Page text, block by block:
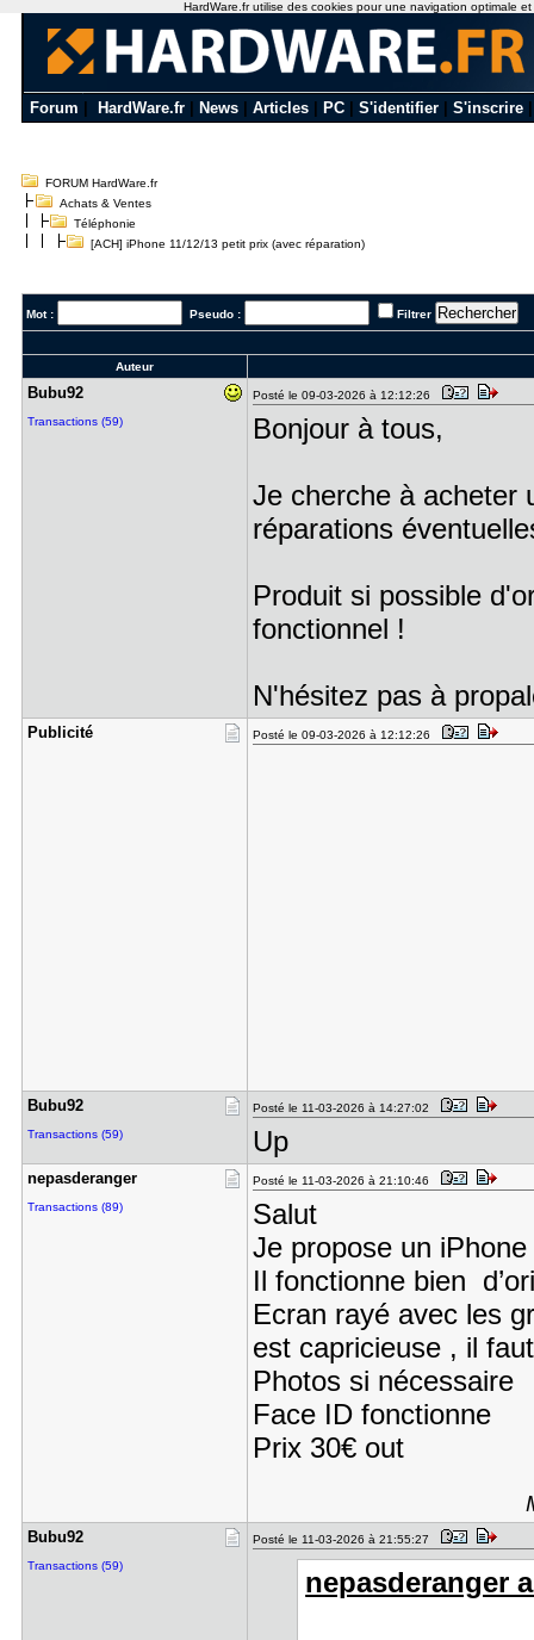
Forum HardWare.fr News Articles PC S'identifier S'inscrire
FORUM HardWare.fr
Achats & Ventes
Téléphonie
[ACH] iPhone 11/12/13 petit prix (avec réparation)
Mot : Pseudo : Filtrer
Auteur
Bubu92
Transactions (59)
Posté le 09-03-2026 à 12:12:26
Bonjour à tous,
Je cherche à acheter
réparations
Produit si possible
fonctionnel !
N'hésitez pas à
Publicité Posté le 09-03-2026 à 12:12:26
Bubu92
Transactions (59)
Posté le 11-03-2026 à 14:27:02
Up
nepasderan​ger
Transactions (89)
Posté le 11-03-2026 à 21:10:46
Salut
Je propose un
Il fonctionne bien
Ecran rayé avec les
est capricieuse , il
Photos si nécessaire
Face ID fonctionne
Prix 30€ out
Bubu92
Transactions (59)
Posté le 11-03-2026 à 21:55:27
nepasderanger
HardWare.fr utilise des cookies pour une navigation optimale